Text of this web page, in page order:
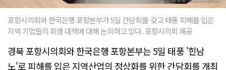
포항시의회와 한국은행 포항본부가 5일 간담회를 갖고 태풍 피해를 입은
지역 기업들의 회생 대책에 대해 논의하고 있다. 포항시의회 제공
경북 포항시의회와 한국은행 포항본부는 5일 태풍 '힌남
노'로 피해를 입은 지역산업의 정상화를 위한 간담회를 개최